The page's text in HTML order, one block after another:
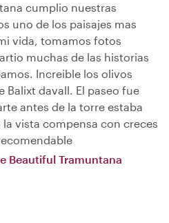
cumplio nuestras
uno de los paisajes mas
vida, tomamos fotos
muchas de las historias
Increible los olivos
Balixt davall. El paseo fue
antes de la torre estaba
vista compensa con creces
Beautiful Tramuntana